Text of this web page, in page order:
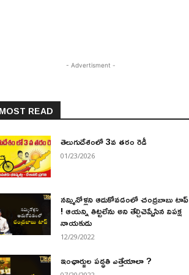
- Advertisment -
READ
తెలుగుదేశంలో 3వ తరం రెడీ
01/23/2026
నమ్మినోళ్లని ఆదుకోవడంలో చంద్రబాబు టాప్
! ఆయన్ని తిట్టలేను అని తేల్చిచెప్పేసిన విపక్ష
నాయకుడు
12/29/2022
ఇంఛార్జుల పద్ధతి ఎత్తేయాలా ?